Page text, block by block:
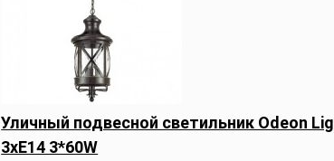
Уличный подвесной светильник Odeon
3xE14 3*60W